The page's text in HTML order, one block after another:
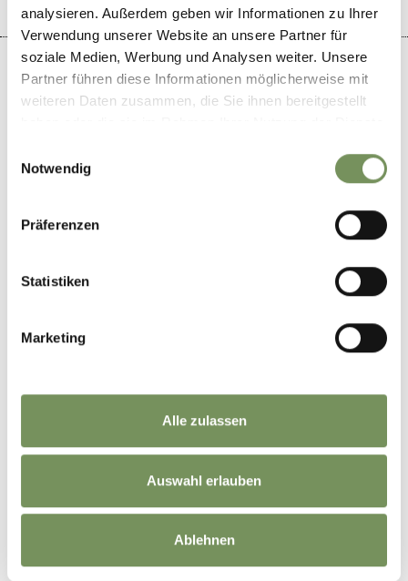
analysieren. Außerdem geben wir Informationen zu Ihrer
Verwendung unserer Website an unsere Partner für
soziale Medien, Werbung und Analysen weiter. Unsere
Partner führen diese Informationen möglicherweise mit
weiteren Daten zusammen, die Sie ihnen bereitgestellt
Notwendig
Präferenzen
Statistiken
Marketing
Alle zulassen
Auswahl erlauben
Ablehnen
−